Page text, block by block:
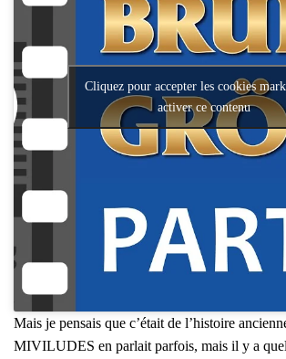
Cliquez pour accepter les cookies
activer ce contenu
Mais je pen­sais que c’é­tait de l’his­toire
MIVILUDES en par­lait par­fois, mais il y a